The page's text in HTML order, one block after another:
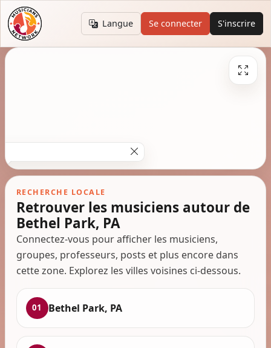
Langue Se connecter S'inscrire
RECHERCHE LOCALE
Retrouver les musiciens autour de
Bethel Park, PA
Connectez-vous pour afficher les musiciens,
groupes, professeurs, posts et plus encore dans
cette zone. Explorez les villes voisines ci-dessous.
01 Bethel Park, PA